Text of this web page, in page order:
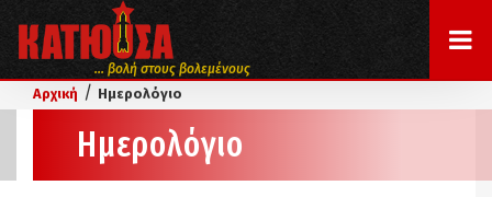
... βολή στους βολεμένους
Αρχική / Ημερολόγιο
Ημερολόγιο